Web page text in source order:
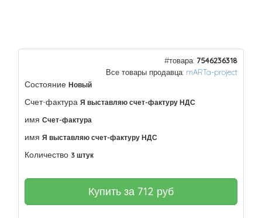
#товара: 7546236318
Все товары продавца: mARTa-project
Состояние Новый
Счет-фактура Я выставляю счет-фактуру НДС
имя Счет-фактура
имя Я выставляю счет-фактуру НДС
Количество 3 штук
Купить за 712 руб